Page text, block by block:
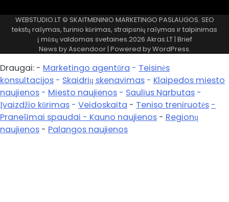
–
tai
žemės
matavimo
vienetas-
Pagrindinis
WEBSTUDIO.LT © SKAITMENINIO MARKETINGO PASLAUGOS. SEO
tekstų rašymas, turinio kūrimas, straipsnių rašymas ir talpinimas
į mūsų valdomas svetaines.2026 Akras.LT| Brief
News byAscendoor| Powered byWordPress.
Draugai: - Marketingo agentūra - Teisinės
konsultacijos - Skaidrių skenavimas - Klaipedos miesto
naujienos - Miesto naujienos - Saulius Narbutas -
Įvaizdžio kūrimas - Veidoskaita - Teniso treniruotės -
Pranešimai spaudai - Kauno naujienos - Regionų
naujienos - Palangos naujienos